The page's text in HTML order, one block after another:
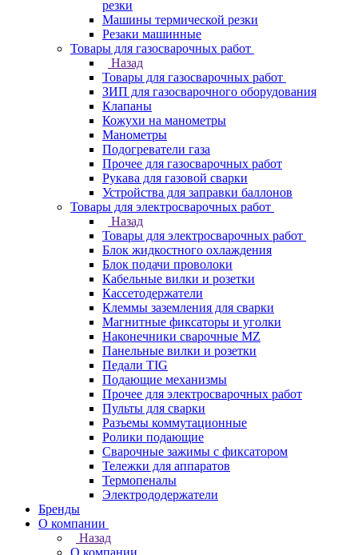
резки
Машины термической резки
Резаки машинные
Товары для газосварочных работ
Назад
Товары для газосварочных работ
ЗИП для газосварочного оборудования
Клапаны
Кожухи на манометры
Манометры
Подогреватели газа
Прочее для газосварочных работ
Рукава для газовой сварки
Устройства для заправки баллонов
Товары для электросварочных работ
Назад
Товары для электросварочных работ
Блок жидкостного охлаждения
Блок подачи проволоки
Кабельные вилки и розетки
Кассетодержатели
Клеммы заземления для сварки
Магнитные фиксаторы и уголки
Наконечники сварочные MZ
Панельные вилки и розетки
Педали TIG
Подающие механизмы
Прочее для электросварочных работ
Пульты для сварки
Разъемы коммутационные
Ролики подающие
Сварочные зажимы с фиксатором
Тележки для аппаратов
Термопеналы
Электрододержатели
Бренды
О компании
Назад
О компании